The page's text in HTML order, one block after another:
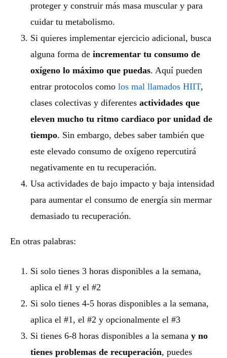
proteger y construir más masa muscular y para
cuidar tu metabolismo.
Si quieres implementar ejercicio adicional, busca
alguna forma de incrementar tu consumo de
oxígeno lo máximo que puedas. Aquí pueden
entrar protocolos como los mal llamados HIIT,
clases colectivas y diferentes actividades que
eleven mucho tu ritmo cardiaco por unidad de
tiempo. Sin embargo, debes saber también que
este elevado consumo de oxígeno repercutirá
negativamente en tu recuperación.
Usa actividades de bajo impacto y baja intensidad
para aumentar el consumo de energía sin mermar
demasiado tu recuperación.
En otras palabras:
Si solo tienes 3 horas disponibles a la semana,
aplica el #1 y el #2
Si solo tienes 4-5 horas disponibles a la semana,
aplica el #1, el #2 y opcionalmente el #3
Si tienes 6-8 horas disponibles a la semana y no
tienes problemas de recuperación, puedes